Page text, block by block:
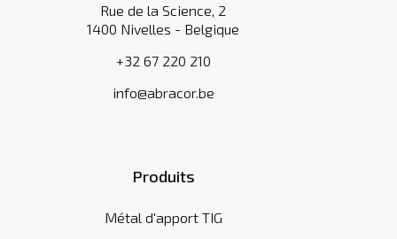
Rue de la Science, 2
1400 Nivelles - Belgique
+32 67 220 210
info@abracor.be
Produits
Métal d'apport TIG